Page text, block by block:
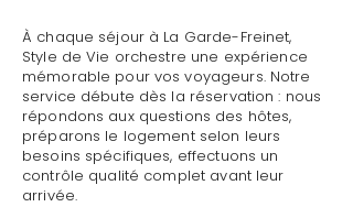
À chaque séjour à La Garde-Freinet,
Style de Vie orchestre une expérience
mémorable pour vos voyageurs. Notre
service débute dès la réservation : nous
répondons aux questions des hôtes,
préparons le logement selon leurs
besoins spécifiques, effectuons un
contrôle qualité complet avant leur
arrivée.